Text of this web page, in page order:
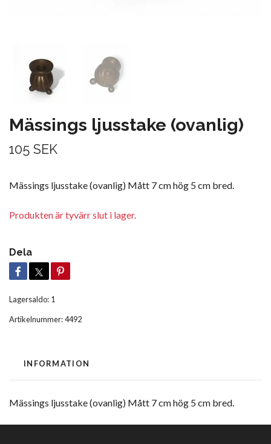
Mässings ljusstake (ovanlig)
105 SEK
Mässings ljusstake (ovanlig) Mått 7 cm hög 5 cm bred.
Produkten är tyvärr slut i lager.
Dela
Lagersaldo: 1
Artikelnummer:4492
INFORMATION
Mässings ljusstake (ovanlig) Mått 7 cm hög 5 cm bred.